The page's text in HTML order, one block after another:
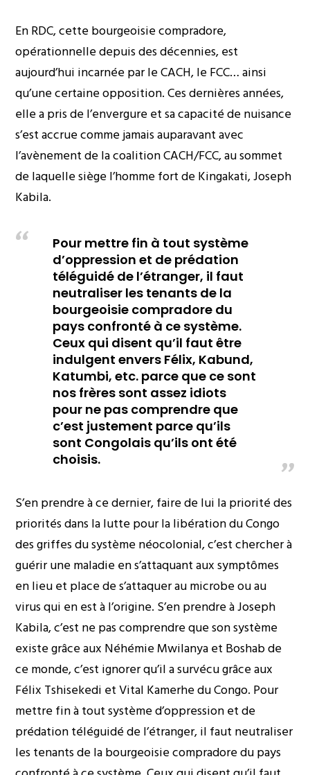
En RDC, cette bourgeoisie compradore,
opérationnelle depuis des décennies, est
aujourd’hui incarnée par le CACH, le FCC… ainsi
qu’une certaine opposition. Ces dernières années,
elle a pris de l’envergure et sa capacité de nuisance
s’est accrue comme jamais auparavant avec
l’avènement de la coalition CACH/FCC, au sommet
de laquelle siège l’homme fort de Kingakati, Joseph
Kabila.
Pour mettre fin à tout système
d’oppression et de prédation
téléguidé de l’étranger, il faut
neutraliser les tenants de la
bourgeoisie compradore du
pays confronté à ce système.
Ceux qui disent qu’il faut être
indulgent envers Félix, Kabund,
Katumbi, etc. parce que ce sont
nos frères sont assez idiots
pour ne pas comprendre que
c’est justement parce qu’ils
sont Congolais qu’ils ont été
choisis.
S’en prendre à ce dernier, faire de lui la priorité des
priorités dans la lutte pour la libération du Congo
des griffes du système néocolonial, c’est chercher à
guérir une maladie en s’attaquant aux symptômes
en lieu et place de s’attaquer au microbe ou au
virus qui en est à l’origine. S’en prendre à Joseph
Kabila, c’est ne pas comprendre que son système
existe grâce aux Néhémie Mwilanya et Boshab de
ce monde, c’est ignorer qu’il a survécu grâce aux
Félix Tshisekedi et Vital Kamerhe du Congo. Pour
mettre fin à tout système d’oppression et de
prédation téléguidé de l’étranger, il faut neutraliser
les tenants de la bourgeoisie compradore du pays